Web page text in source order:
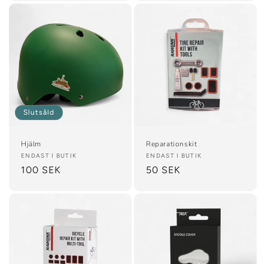
Slutsåld
Hjälm
Säljare:
ENDAST I BUTIK
Ordinarie
100 SEK
Reparationskit
Säljare:
ENDAST I BUTIK
Ordinarie
50 SEK